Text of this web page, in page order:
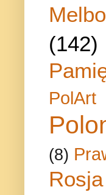
(142)
PolArt
(8)
Rosja